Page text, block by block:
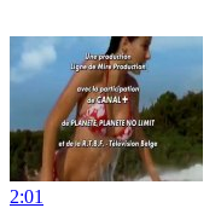
2:01